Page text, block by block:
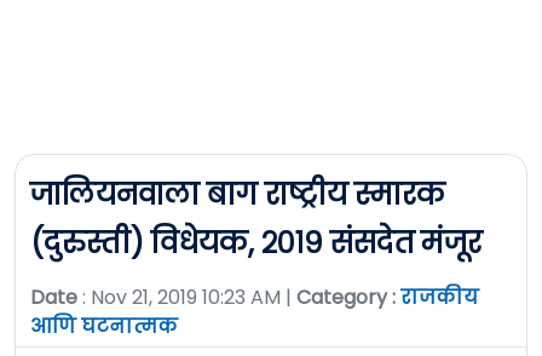
जालियनवाला बाग राष्ट्रीय स्मारक
(दुरुस्ती) विधेयक, २०१९ संसदेत मंजूर
Date: Nov 21, 2019 10:23 AM | Category :राजकीय
आणि घटनात्मक